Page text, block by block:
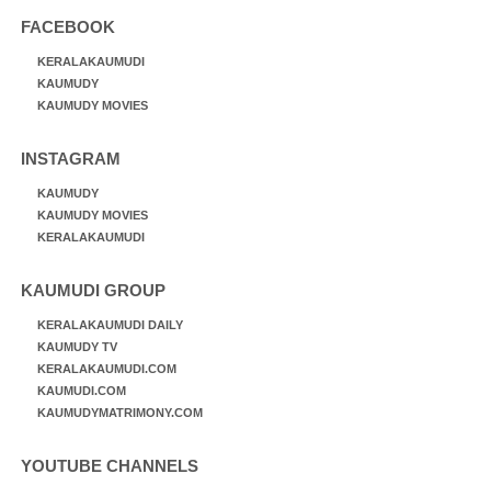
FACEBOOK
KERALAKAUMUDI
KAUMUDY
KAUMUDY MOVIES
INSTAGRAM
KAUMUDY
KAUMUDY MOVIES
KERALAKAUMUDI
KAUMUDI GROUP
KERALAKAUMUDI DAILY
KAUMUDY TV
KERALAKAUMUDI.COM
KAUMUDI.COM
KAUMUDYMATRIMONY.COM
YOUTUBE CHANNELS